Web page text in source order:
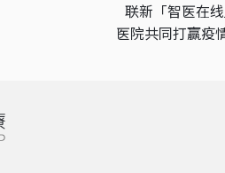
联新「智医在
医院共同打赢疫